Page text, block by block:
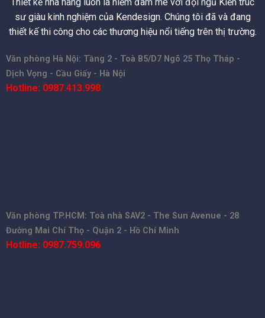
sư giàu kinh nghiệm của Kendesign. Chúng tôi đã và đang
thiết kế thi công cho các thương hiệu nổi tiếng trên thị trường.
Văn phòng Hà Nội: Tầng 2 - Toà B5/D7 Ngõ 25 Thọ Tháp -
Dịch Vọng - Cầu Giấy - Hà Nội
Hotline: 0987.413.998
Văn phòng TP.HCM: Toà nhà SAV2 - The Sun Avenue - 28
Đường Mai Chí Thọ - Quận 2 - Hồ Chí Minh
Hotline: 0987.759.096